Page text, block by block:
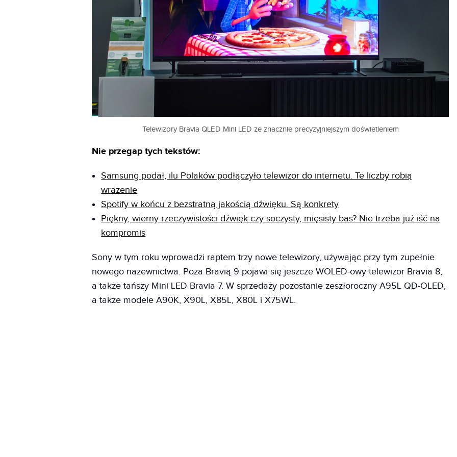
Telewizory Bravia QLED Mini LED ze znacznie precyzyjniejszym doświetleniem
Nie przegap tych tekstów:
Samsung podał, ilu Polaków podłączyło telewizor do internetu. Te liczby robią
wrażenie
Spotify w końcu z bezstratną jakością dźwięku. Są konkrety
Piękny, wierny rzeczywistości dźwięk czy soczysty, mięsisty bas? Nie trzeba już iść na
kompromis
Sony w tym roku wprowadzi raptem trzy nowe telewizory, używając przy tym zupełnie
nowego nazewnictwa. Poza Bravią 9 pojawi się jeszcze WOLED-owy telewizor Bravia 8,
a także tańszy Mini LED Bravia 7. W sprzedaży pozostanie zeszłoroczny A95L QD-OLED,
a także modele A90K, X90L, X85L, X80L i X75WL.